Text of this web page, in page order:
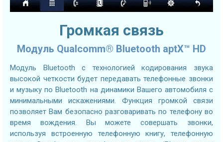
Громкая связь
Модуль Qualcomm® Bluetooth aptX™ HD
Модуль Bluetooth с технологией кодирования звука
высокой четкости будет передавать телефонные звонки
и музыку по Bluetooth на динамики Вашего автомобиля с
минимальными искажениями. Функция громкой связи
позволяет Вам безопасно разговаривать по телефону во
время вождения. Вы можете совершать звонки,
используя встроенную телефонную книгу, телефонную